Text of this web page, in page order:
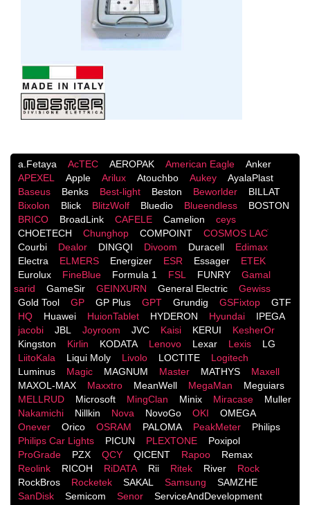
a.Fetaya AcTEC AEROPAK American Eagle
Anker
APEXEL
Apple Arilux Atouchbo Aukey
AyalaPlast
Baseus
Benks Best-light Beston Beworlder
BILLAT
Bixolon
Blick BlitzWolf Bluedio Blueendless
BOSTON
BRICO
BroadLink CAFELE Camelion
ceys
CHOETECH
Chunghop COMPOINT
COSMOS LACֹ
Courbi
Dealor DINGQI Divoom Duracell
Edimax
Electra
ELMERS Energizer ESR Essager
ETEK
Eurolux
FineBlue Formula 1 FSL FUNRY
Gamal
sarid
GameSir GEINXURN General Electric
Gewiss
Gold Tool
GP GP Plus GPT Grundig GSFixtop
GTF
HQ
Huawei HuionTablet HYDERON Hyundai
IPEGA
jacobi
JBL Joyroom JVC Kaisi KERUI
KesherOr
Kingston
Kirlin KODATA Lenovo Lexar Lexis
LG
LiitoKala
Liqui Moly Livolo LOCTITE
Logitech
Luminus
Magic MAGNUM Master MATHYS
Maxell
MAXOL-MAX
Maxxtro MeanWell MegaMan
Meguiars
MELLRUD
Microsoft MingClan Minix Miracase
Muller
Nakamichi
Nillkin Nova NovoGo OKI
OMEGA
Onever
Orico OSRAM PALOMA PeakMeter
Philips
Philips Car Lights
PICUN PLEXTONE
Poxipol
ProGrade
PZX QCY QICENT Rapoo
Remax
Reolink
RICOH RiDATA Rii Ritek River
Rock
RockBros
Rocketek SAKAL Samsung
SAMZHE
SanDisk
Semicom Senor
ServiceAndDevelopment